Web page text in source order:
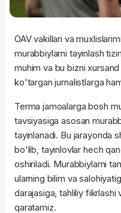
OAV vakillari va
murabbiylarni tayinlash
muhim va bu bizni
ko'targan jurnalistlarga
Terma jamoalarga bosh
tavsiyasiga asosan
tayinlanadi. Bu jarayonda
bo'lib, tayinlovlar hech
oshiriladi. Murabbiylarni
ularning bilim va
darajasiga, tahliliy
qaratamiz.